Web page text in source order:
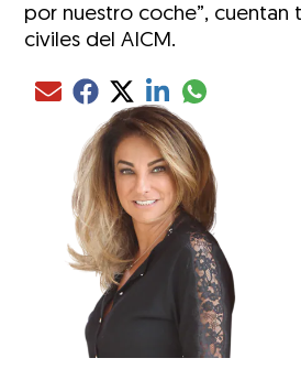
por nuestro coche”, cuentan
civiles del AICM.
Compartir el artículo actual
Compartir el artículo actual
Compartir el artículo
Compartir el artículo
Compartir el